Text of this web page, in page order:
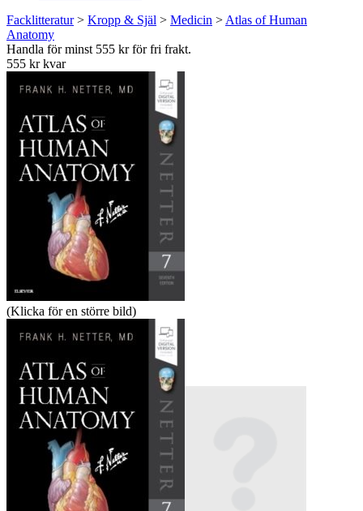
Facklitteratur> Kropp & Själ > Medicin > Atlas of Human
Anatomy
Handla för minst 555 kr för fri frakt.
555 kr kvar
(Klicka för en större bild)